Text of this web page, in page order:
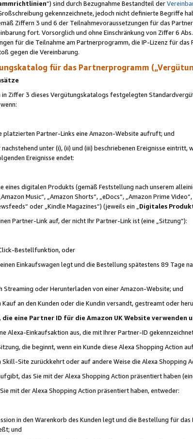
“) sind durch Bezugnahme Bestandteil der
gekennzeichnete, jedoch nicht definierte Begriffe
Ziffern 3 und 6 der Teilnahmevoraussetzungen für das
fort. Vorsorglich und ohne Einschränkung von Ziffer 6
für die Teilnahme am Partnerprogramm, die IP-Lizenz für
gegen die Vereinbarung.
für das Partnerprogramm
in Ziffer 3 dieses Vergütungskatalogs festgelegten
Partner-Links eine Amazon-Website aufruft; und
unter (i), (ii) und (iii) beschriebenen Ereignisse eintritt,
Ereignisse endet:
digitalen Produkts (gemäß Feststellung nach unserem
Music“, „Amazon Shorts“, „eDocs“, „Amazon Prime
oder „Kindle Magazines“) (jeweils ein „ Digitales
Partner-Link auf, der nicht Ihr Partner-Link ist (eine „Sitzung“):
Bestellfunktion, oder
Einkaufswagen legt und die Bestellung spätestens 89 Tage
oder Herunterladen von einer Amazon-Website; und
an den Kunden oder die Kundin versandt, gestreamt oder
eine Partner ID für die Amazon UK Website verwenden
Alexa-Einkaufsaktion aus, die mit Ihrer Partner-ID
die beginnt, wenn ein Kunde diese Alexa Shopping Action
Site zurückkehrt oder auf andere Weise die Alexa Shopping
das Sie mit der Alexa Shopping Action präsentiert haben (eine
mit der Alexa Shopping Action präsentiert haben, entweder:
in den Warenkorb des Kunden legt und die Bestellung für
und